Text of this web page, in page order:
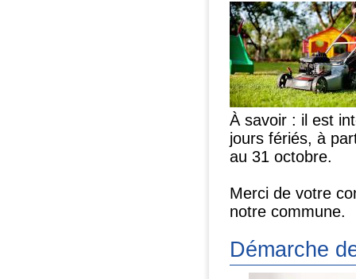
À savoir : il est
jours fériés, à
au 31 octobre.
Merci de votre
notre commune.
Démarche